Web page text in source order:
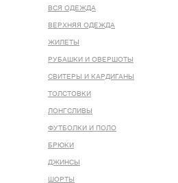
ВСЯ ОДЕЖДА
ВЕРХНЯЯ ОДЕЖДА
ЖИЛЕТЫ
РУБАШКИ И ОВЕРШОТЫ
СВИТЕРЫ И КАРДИГАНЫ
ТОЛСТОВКИ
ЛОНГСЛИВЫ
ФУТБОЛКИ И ПОЛО
БРЮКИ
ДЖИНСЫ
ШОРТЫ